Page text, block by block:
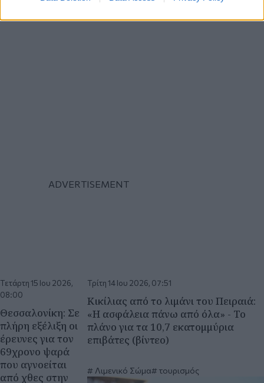
Τετάρτη 15 Ιου 2026,
08:00
Θεσσαλονίκη: Σε
πλήρη εξέλιξη οι
έρευνες για τον
69χρονο ψαρά
που αγνοείται
από χθες στην
Τρίτη 14 Ιου 2026, 07:51
Κικίλιας από το λιμάνι του Πειραιά:
«Η ασφάλεια πάνω από όλα» - Το
πλάνο για τα 10,7 εκατομμύρια
επιβάτες (βίντεο)
Λιμενικό Σώμα τουρισμός